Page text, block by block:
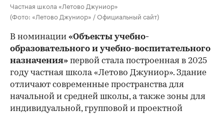
Частная школа «Летово Джуниор»
(Фото: «Летово Джуниор» / Официальный сайт)
В номинации «Объекты учебно-
образовательного и учебно-воспитательного
назначения» первой стала построенная в 2025
году частная школа «Летово Джуниор». Здание
отличают современные пространства для
начальной и средней школы, а также зоны для
индивидуальной, групповой и проектной